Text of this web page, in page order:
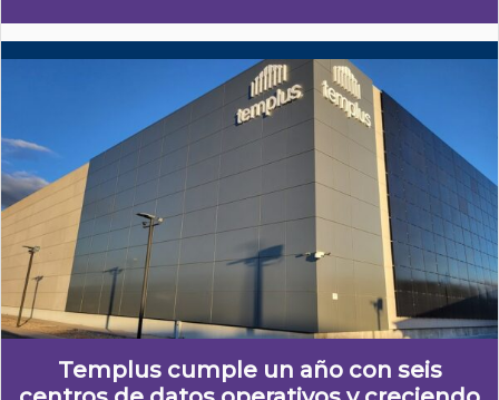
Templus cumple un año con seis